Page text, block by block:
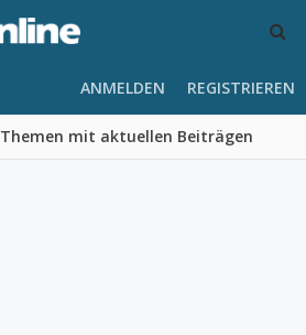
Themen mit aktuellen Beiträgen
ANMELDEN REGISTRIEREN